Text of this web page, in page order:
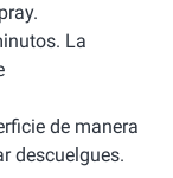
La
de manera
descuelgues.